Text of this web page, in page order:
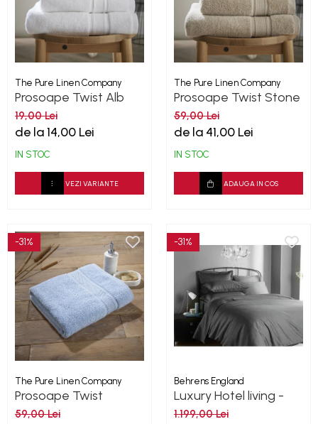
The Pure Linen Company
Prosoape Twist Alb
500GSM
19,00 Lei
de la 14,00 Lei
IN STOC
VEZI VARIANTE
The Pure Linen Company
Prosoape Twist Stone
500GSM
59,00 Lei
de la 41,00 Lei
IN STOC
ADAUGA IN COS
-31%
The Pure Linen Company
Prosoape Twist
BlueBell 500GSM
59,00 Lei
-31%
Behrens England
Luxury Hotel living -
Platinum 1000TC
1.199,00 Lei